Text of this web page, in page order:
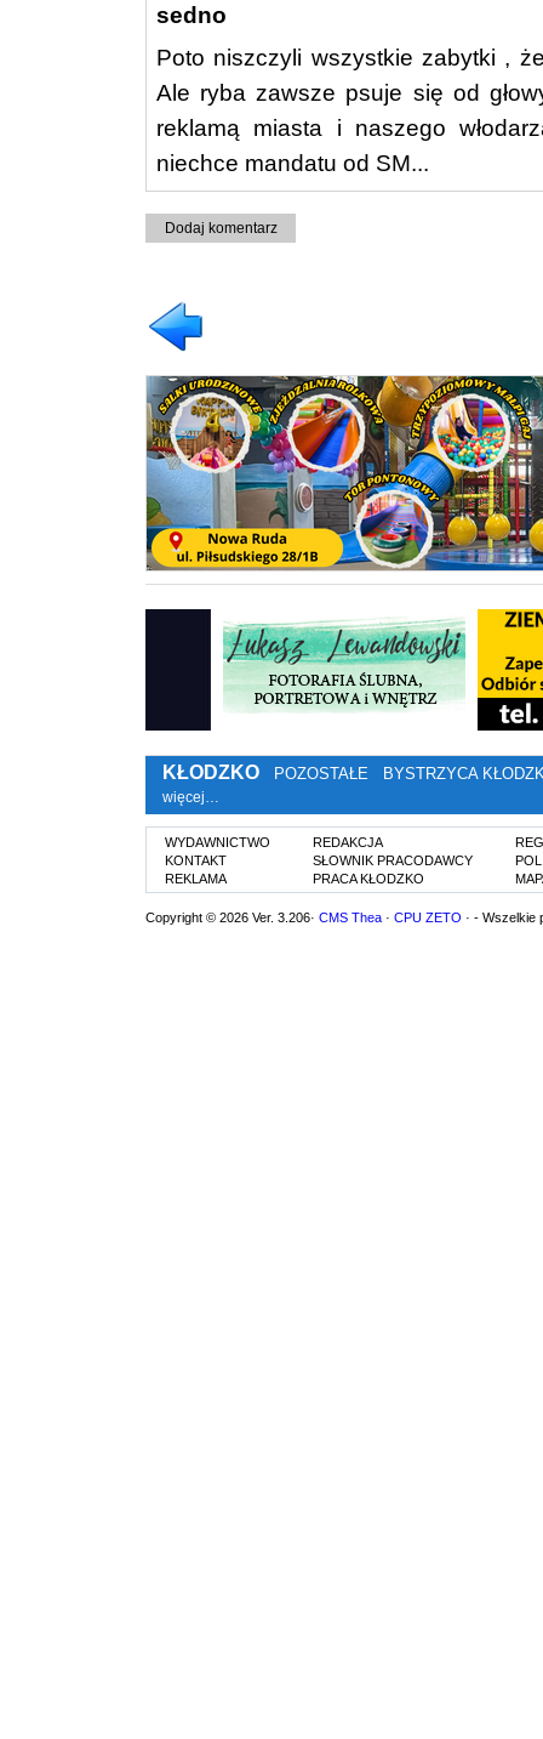
sedno
Poto niszczyli wszystkie zabytki ,
Ale ryba zawsze psuje się od
reklamą miasta i naszego
niechce mandatu od SM...
Dodaj komentarz
KŁODZKO POZOSTAŁE BYSTRZYCA
więcej…
WYDAWNICTWO
KONTAKT
REKLAMA
REDAKCJA
SŁOWNIK PRACODAWCY
PRACA KŁODZKO
Copyright © 2026 Ver. 3.206· CMS Thea · CPU ZETO · - Wszelkie